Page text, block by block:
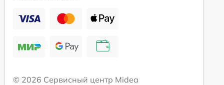
© 2026 Сервисный центр Midea